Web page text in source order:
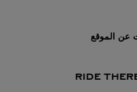
عن الموقع
RIDE